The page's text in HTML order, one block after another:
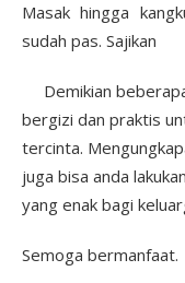
Masak hingga
sudah pas. Sajikan
Demikian
bergizi dan praktis
tercinta.
juga bisa anda
yang enak bagi
Semoga bermanfaat.